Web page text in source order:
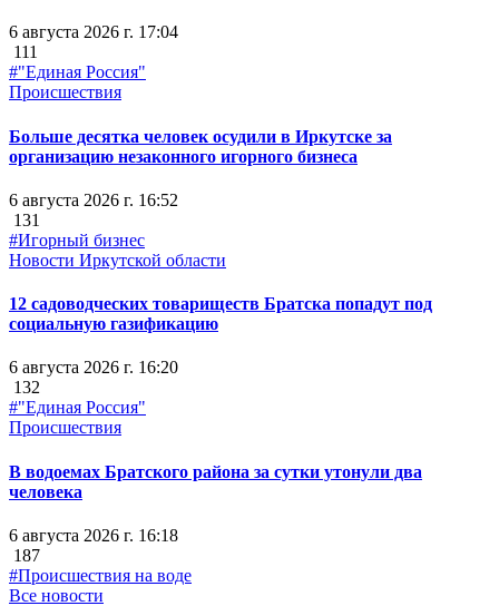
6 августа 2026 г. 17:04
111
#"Единая Россия"
Происшествия
Больше десятка человек осудили в Иркутске за
организацию незаконного игорного бизнеса
6 августа 2026 г. 16:52
131
#Игорный бизнес
Новости Иркутской области
12 садоводческих товариществ Братска попадут под
социальную газификацию
6 августа 2026 г. 16:20
132
#"Единая Россия"
Происшествия
В водоемах Братского района за сутки утонули два
человека
6 августа 2026 г. 16:18
187
#Происшествия на воде
Все новости